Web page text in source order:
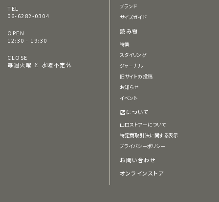
TEL
06-6282-0304
OPEN
12:30 - 19:30
CLOSE
毎週火曜 と 水曜不定休
ブランド
サイズガイド
読み物
特集
スタイリング
ジャーナル
旧サイトの投稿
お知らせ
イベント
店について
山口ストアーについて
特定商取引法に関する表示
プライバシーポリシー
お問い合わせ
オンラインストア